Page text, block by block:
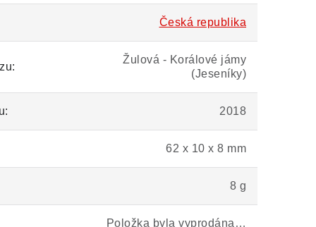
Česká republika
Žulová - Korálové jámy
(Jeseníky)
2018
62 x 10 x 8 mm
8 g
Položka byla vyprodána…